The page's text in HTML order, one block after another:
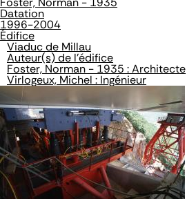
Datation
1996-2004
Édifice
Viaduc de Millau
Auteur(s) de l'édifice
Foster, Norman - 1935 : Architecte
Virlogeux, Michel : Ingénieur